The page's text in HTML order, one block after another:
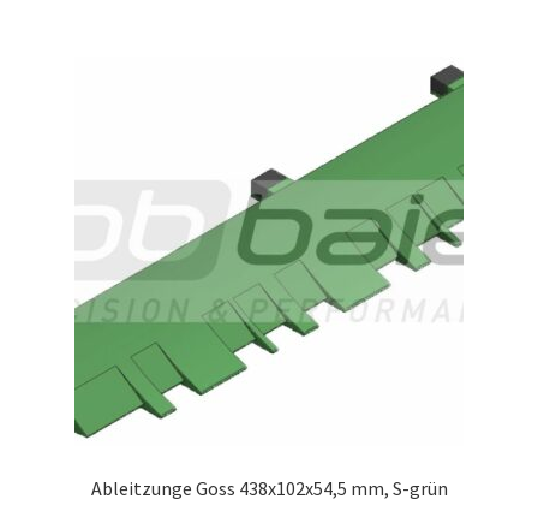
Ableitzunge Goss 438x102x54,5 mm, S-grün